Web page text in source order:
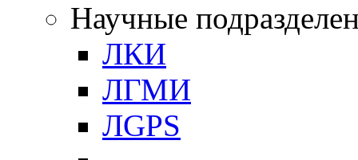
Научные
ЛКИ
ЛГМИ
ЛGPS